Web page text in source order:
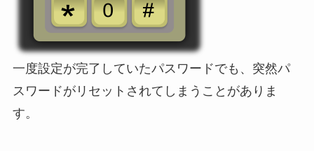
一度設定が完了していたパスワードでも、突然パ
スワードがリセットされてしまうことがありま
す。